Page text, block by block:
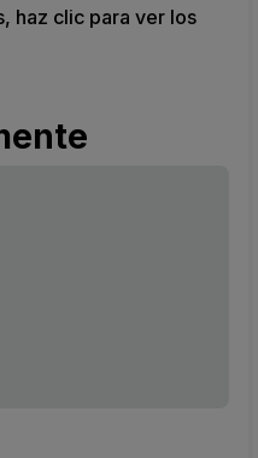
haz clic para ver los